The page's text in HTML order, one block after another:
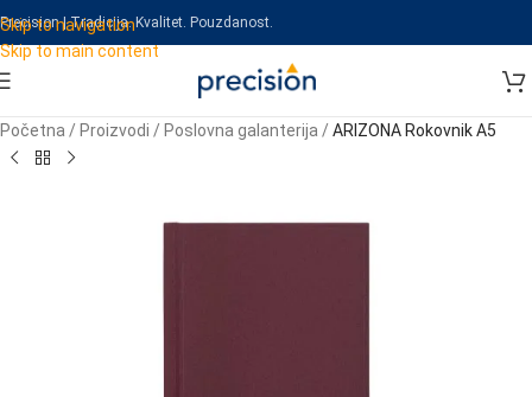
Skip to navigation
Skip to main content
Precision | Tradicija. Kvalitet. Pouzdanost.
Početna / Proizvodi / Poslovna galanterija /ARIZONA Rokovnik A5